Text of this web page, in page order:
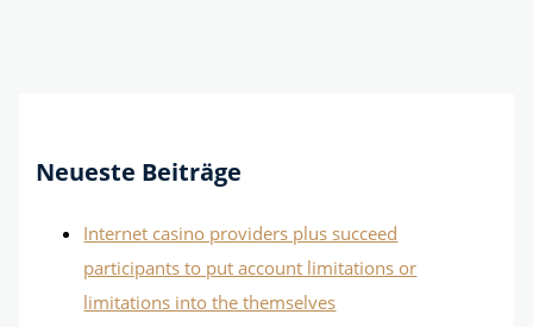
Neueste Beiträge
Internet casino providers plus succeed
participants to put account limitations or
limitations into the themselves